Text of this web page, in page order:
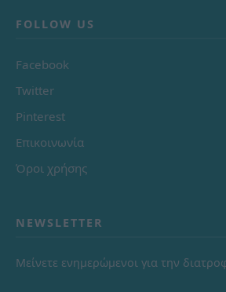
FOLLOW US
Facebook
Twitter
Pinterest
Επικοινωνία
Όροι χρήσης
NEWSLETTER
Μείνετε ενημερώμενοι για την